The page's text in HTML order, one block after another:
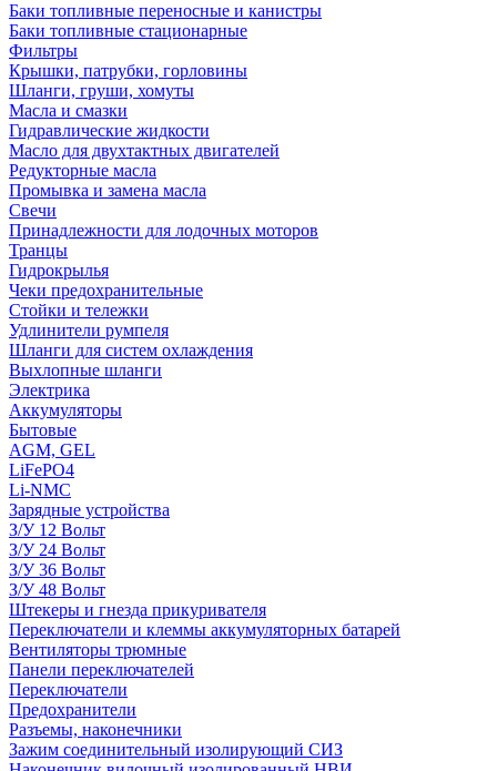
Баки топливные переносные и канистры
Баки топливные стационарные
Фильтры
Крышки, патрубки, горловины
Шланги, груши, хомуты
Масла и смазки
Гидравлические жидкости
Масло для двухтактных двигателей
Редукторные масла
Промывка и замена масла
Свечи
Принадлежности для лодочных моторов
Транцы
Гидрокрылья
Чеки предохранительные
Стойки и тележки
Удлинители румпеля
Шланги для систем охлаждения
Выхлопные шланги
Электрика
Аккумуляторы
Бытовые
AGM, GEL
LiFePO4
Li-NMC
Зарядные устройства
З/У 12 Вольт
З/У 24 Вольт
З/У 36 Вольт
З/У 48 Вольт
Штекеры и гнезда прикуривателя
Переключатели и клеммы аккумуляторных батарей
Вентиляторы трюмные
Панели переключателей
Переключатели
Предохранители
Разъемы, наконечники
Зажим соединительный изолирующий СИЗ